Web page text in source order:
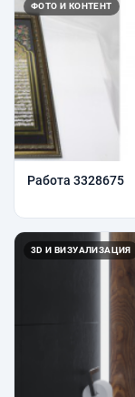
ФОТО И КОНТЕНТ
Работа 3328675
3D И ВИЗУАЛИЗАЦИЯ